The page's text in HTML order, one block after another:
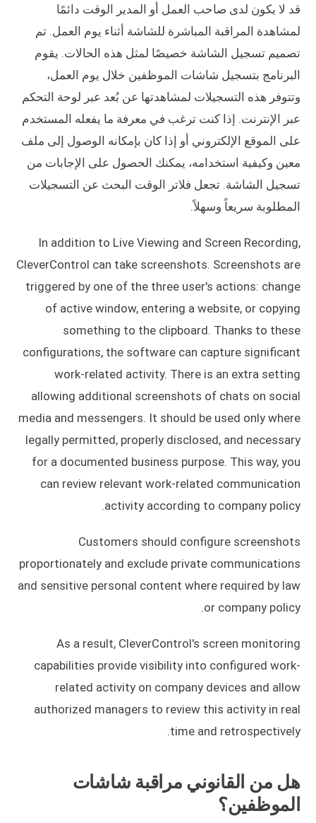
قد لا يكون لدى صاحب العمل أو المدير الوقت دائمًا
لمشاهدة المراقبة المباشرة للشاشة أثناء يوم العمل. تم
تصميم تسجيل الشاشة خصيصًا لمثل هذه الحالات. يقوم
البرنامج بتسجيل شاشات الموظفين خلال يوم العمل،
وتتوفر هذه التسجيلات لمشاهدتها عن بُعد عبر لوحة التحكم
عبر الإنترنت. إذا كنت ترغب في معرفة ما يفعله المستخدم
على الموقع الإلكتروني أو إذا كان بإمكانه الوصول إلى ملف
معين وكيفية استخدامه، يمكنك الحصول على الإجابات من
تسجيل الشاشة. تجعل فلاتر الوقت البحث عن التسجيلات
المطلوبة سريعاً وسهلاً.
In addition to Live Viewing and Screen Recording,
CleverControl can take screenshots. Screenshots are
triggered by one of the three user's actions: change
of active window, entering a website, or copying
something to the clipboard. Thanks to these
configurations, the software can capture significant
work-related activity. There is an extra setting
allowing additional screenshots of chats on social
media and messengers. It should be used only where
legally permitted, properly disclosed, and necessary
for a documented business purpose. This way, you
can review relevant work-related communication
activity according to company policy.
Customers should configure screenshots
proportionately and exclude private communications
and sensitive personal content where required by law
or company policy.
As a result, CleverControl's screen monitoring
capabilities provide visibility into configured work-
related activity on company devices and allow
authorized managers to review this activity in real
time and retrospectively.
هل من القانوني مراقبة شاشات
الموظفين؟